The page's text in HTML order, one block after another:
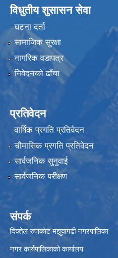
विधुतीय शुसासन सेवा
घटना दर्ता
सामाजिक सुरक्षा
नागरिक वडापत्र
निवेदनको ढाँचा
प्रतिवेदन
वार्षिक प्रगति प्रतिवेदन
चौमासिक प्रगति प्रतिवेदन
सार्वजनिक सुनुवाई
सार्वजनिक परीक्षण
संपर्क
दिक्तेल रुपाकोट मझुवागढी नगरपालिका
नगर कार्यपालिकाको कार्यालय